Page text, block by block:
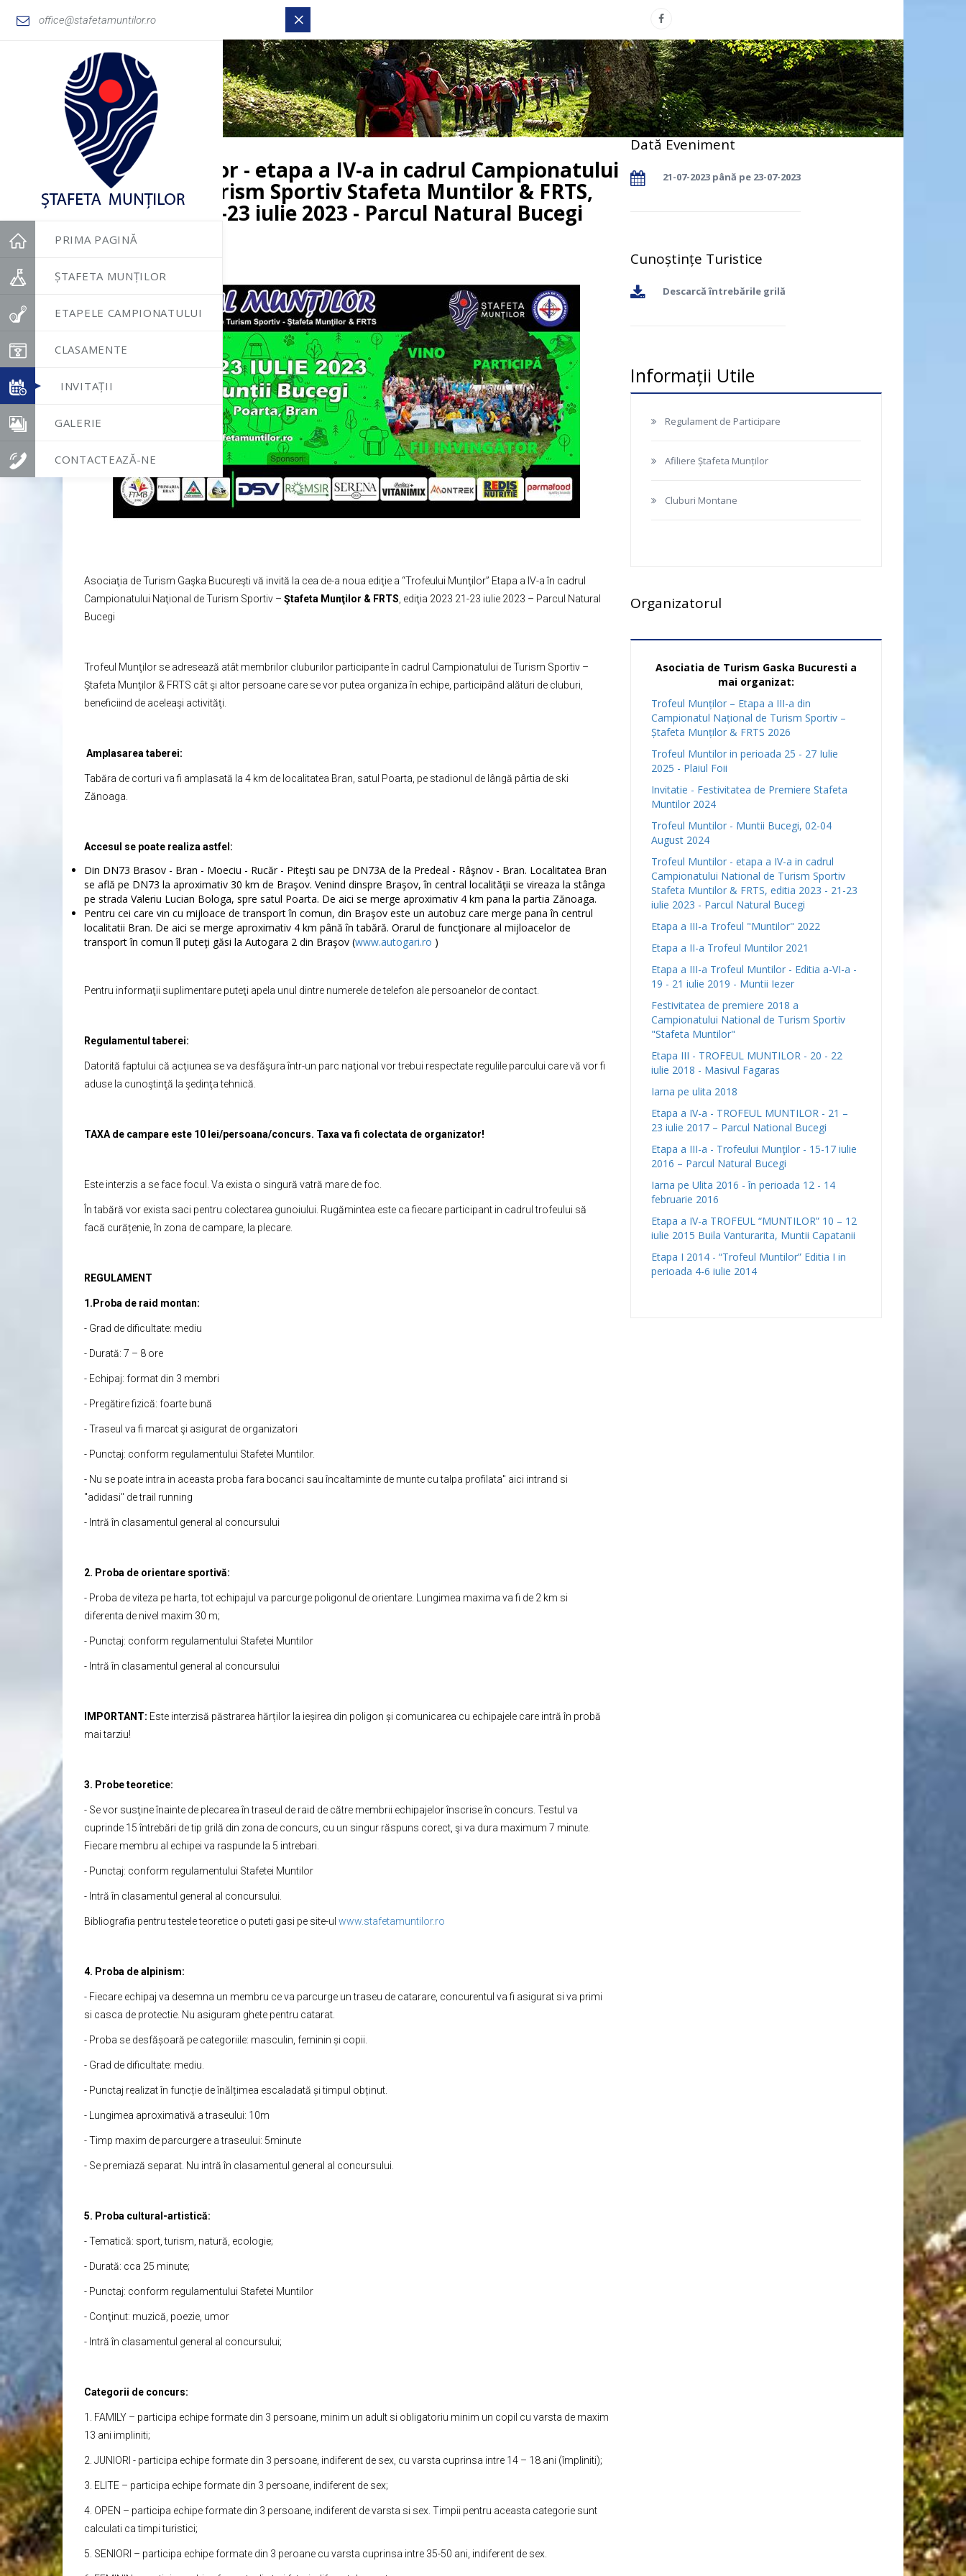
office@stafetamuntilor.ro
PRIMA PAGINĂ
ȘTAFETA MUNȚILOR
ETAPELE CAMPIONATULUI
CLASAMENTE
INVITAȚII
GALERIE
CONTACTEAZĂ-NE
Trofeul Muntilor - etapa a IV-a in cadrul Campionatului
National de Turism Sportiv Stafeta Muntilor & FRTS,
editia 2023 - 21-23 iulie 2023 - Parcul Natural Bucegi
Asociaţia de Turism Gaşka Bucureşti vă invită la cea de-a noua ediţie a “Trofeului Munţilor” Etapa a IV-a în cadrul
Campionatului Naţional de Turism Sportiv – Ştafeta Munţilor & FRTS , ediţia 2023 21-23 iulie 2023 – Parcul Natural
Bucegi
Trofeul Munţilor se adresează atât membrilor cluburilor participante în cadrul Campionatului de Turism Sportiv –
Ştafeta Munţilor & FRTS cât şi altor persoane care se vor putea organiza în echipe, participând alături de cluburi,
beneficiind de aceleaşi activităţi.
Amplasarea taberei:
Tabăra de corturi va fi amplasată la 4 km de localitatea Bran, satul Poarta, pe stadionul de lângă pârtia de ski
Zănoaga.
Accesul se poate realiza astfel:
Din DN73 Brasov - Bran - Moeciu - Rucăr - Piteşti sau pe DN73A de la Predeal - Râşnov - Bran. Localitatea Bran
se află pe DN73 la aproximativ 30 km de Braşov. Venind dinspre Braşov, în central localităţii se vireaza la stânga
pe strada Valeriu Lucian Bologa, spre satul Poarta. De aici se merge aproximativ 4 km pana la partia Zănoaga.
Pentru cei care vin cu mijloace de transport în comun, din Braşov este un autobuz care merge pana în centrul
localitatii Bran. De aici se merge aproximativ 4 km până în tabără. Orarul de funcţionare al mijloacelor de
transport în comun îl puteţi găsi la Autogara 2 din Braşov (www.autogari.ro )
Pentru informaţii suplimentare puteţi apela unul dintre numerele de telefon ale persoanelor de contact.
Regulamentul taberei:
Datorită faptului că acţiunea se va desfăşura într-un parc naţional vor trebui respectate regulile parcului care vă vor fi
aduse la cunoştinţă la şedinţa tehnică.
TAXA de campare este 10 lei/persoana/concurs. Taxa va fi colectata de organizator!
Este interzis a se face focul. Va exista o singură vatră mare de foc.
În tabără vor exista saci pentru colectarea gunoiului. Rugămintea este ca fiecare participant in cadrul trofeului să
facă curățenie, în zona de campare, la plecare.
REGULAMENT
1.Proba de raid montan:
- Grad de dificultate: mediu
- Durată: 7 – 8 ore
- Echipaj: format din 3 membri
- Pregătire fizică: foarte bună
- Traseul va fi marcat şi asigurat de organizatori
- Punctaj: conform regulamentului Stafetei Muntilor.
- Nu se poate intra in aceasta proba fara bocanci sau încaltaminte de munte cu talpa profilata" aici intrand si
"adidasi" de trail running
- Intră în clasamentul general al concursului
2. Proba de orientare sportivă:
- Proba de viteza pe harta, tot echipajul va parcurge poligonul de orientare. Lungimea maxima va fi de 2 km si
diferenta de nivel maxim 30 m;
- Punctaj: conform regulamentului Stafetei Muntilor
- Intră în clasamentul general al concursului
IMPORTANT: Este interzisă păstrarea hărților la ieșirea din poligon și comunicarea cu echipajele care intră în probă
mai tarziu!
3. Probe teoretice:
- Se vor susţine înainte de plecarea în traseul de raid de către membrii echipajelor înscrise în concurs. Testul va
cuprinde 15 întrebări de tip grilă din zona de concurs, cu un singur răspuns corect, şi va dura maximum 7 minute.
Fiecare membru al echipei va raspunde la 5 intrebari.
- Punctaj: conform regulamentului Stafetei Muntilor
- Intră în clasamentul general al concursului.
Bibliografia pentru testele teoretice o puteti gasi pe site-ul www.stafetamuntilor.ro
4. Proba de alpinism:
- Fiecare echipaj va desemna un membru ce va parcurge un traseu de catarare, concurentul va fi asigurat si va primi
si casca de protectie. Nu asiguram ghete pentru catarat.
- Proba se desfășoară pe categoriile: masculin, feminin și copii.
- Grad de dificultate: mediu.
- Punctaj realizat în funcție de înălțimea escaladată și timpul obținut.
- Lungimea aproximativă a traseului: 10m
- Timp maxim de parcurgere a traseului: 5minute
- Se premiază separat. Nu intră în clasamentul general al concursului.
5. Proba cultural-artistică:
- Tematică: sport, turism, natură, ecologie;
- Durată: cca 25 minute;
- Punctaj: conform regulamentului Stafetei Muntilor
- Conţinut: muzică, poezie, umor
- Intră în clasamentul general al concursului;
Categorii de concurs:
1. FAMILY – participa echipe formate din 3 persoane, minim un adult si obligatoriu minim un copil cu varsta de maxim
13 ani impliniti;
2. JUNIORI - participa echipe formate din 3 persoane, indiferent de sex, cu varsta cuprinsa intre 14 – 18 ani (împliniti);
3. ELITE – participa echipe formate din 3 persoane, indiferent de sex;
4. OPEN – participa echipe formate din 3 persoane, indiferent de varsta si sex. Timpii pentru aceasta categorie sunt
calculati ca timpi turistici;
5. SENIORI – participa echipe formate din 3 peroane cu varsta cuprinsa intre 35-50 ani, indiferent de sex.
Dată Eveniment
21-07-2023 până pe 23-07-2023
Cunoștințe Turistice
Descarcă întrebările grilă
Informații Utile
Regulament de Participare
Afiliere Ștafeta Munților
Cluburi Montane
Organizatorul
Asociatia de Turism Gaska Bucuresti a
mai organizat:
Trofeul Munților – Etapa a III-a din
Campionatul Național de Turism Sportiv –
Ștafeta Munților & FRTS 2026
Trofeul Muntilor in perioada 25 - 27 Iulie
2025 - Plaiul Foii
Invitatie - Festivitatea de Premiere Stafeta
Muntilor 2024
Trofeul Muntilor - Muntii Bucegi, 02-04
August 2024
Trofeul Muntilor - etapa a IV-a in cadrul
Campionatului National de Turism Sportiv
Stafeta Muntilor & FRTS, editia 2023 - 21-23
iulie 2023 - Parcul Natural Bucegi
Etapa a III-a Trofeul "Muntilor" 2022
Etapa a II-a Trofeul Muntilor 2021
Etapa a III-a Trofeul Muntilor - Editia a-VI-a -
19 - 21 iulie 2019 - Muntii Iezer
Festivitatea de premiere 2018 a
Campionatului National de Turism Sportiv
"Stafeta Muntilor"
Etapa III - TROFEUL MUNTILOR - 20 - 22
iulie 2018 - Masivul Fagaras
Iarna pe ulita 2018
Etapa a IV-a - TROFEUL MUNTILOR - 21 –
23 iulie 2017 – Parcul National Bucegi
Etapa a III-a - Trofeului Munţilor - 15-17 iulie
2016 – Parcul Natural Bucegi
Iarna pe Ulita 2016 - în perioada 12 - 14
februarie 2016
Etapa a IV-a TROFEUL “MUNTILOR” 10 – 12
iulie 2015 Buila Vanturarita, Muntii Capatanii
Etapa I 2014 - “Trofeul Muntilor” Editia I in
perioada 4-6 iulie 2014